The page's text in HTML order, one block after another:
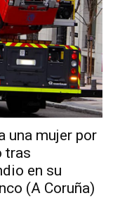
una mujer por
tras
en su
(A Coruña)